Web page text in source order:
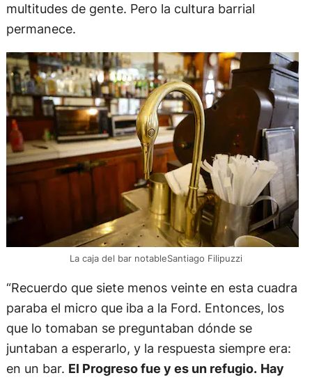
multitudes de gente. Pero la cultura barrial
permanece.
La caja del bar notableSantiago Filipuzzi
“Recuerdo que siete menos veinte en esta cuadra
paraba el micro que iba a la Ford. Entonces, los
que lo tomaban se preguntaban dónde se
juntaban a esperarlo, y la respuesta siempre era:
en un bar. El Progreso fue y es un refugio. Hay